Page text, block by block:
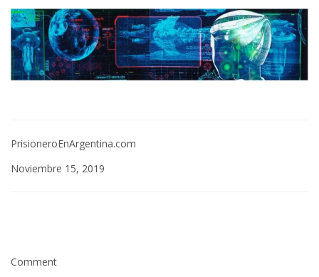
PrisioneroEnArgentina.com
Noviembre 15, 2019
Comment